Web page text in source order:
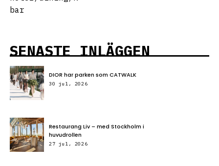
bar
SENASTE INLÄGGEN
DIOR har parken som CATWALK
30 jul, 2026
Restaurang Liv – med Stockholm i
huvudrollen
27 jul, 2026